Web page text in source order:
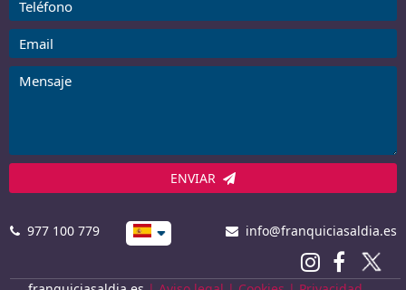
ENVIAR
977 100 779 info@franquiciasaldia.es